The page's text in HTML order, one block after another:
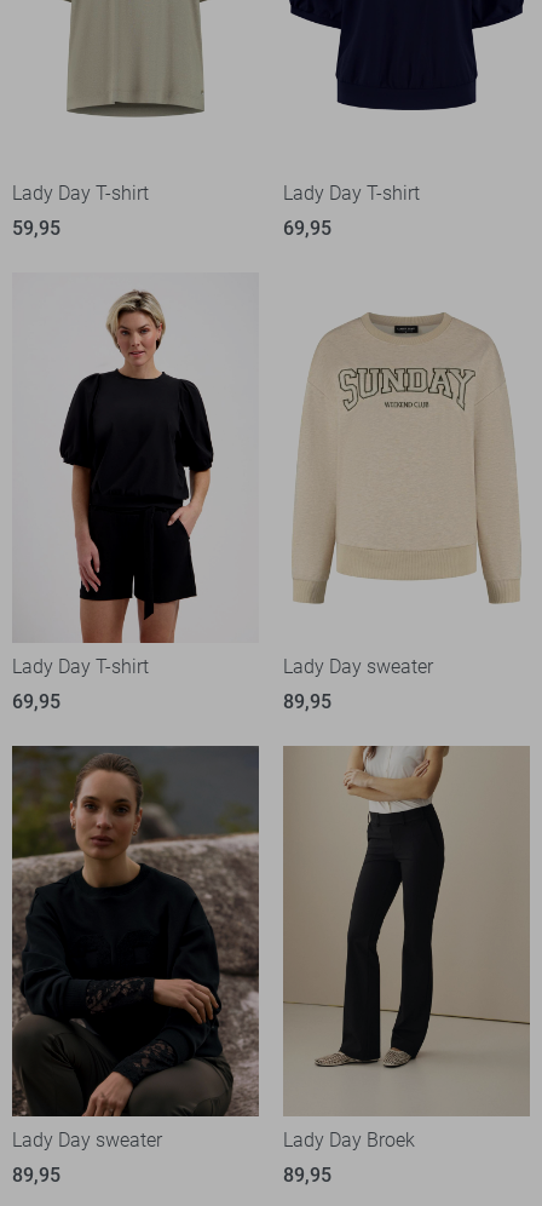
Lady Day T-shirt
59,95
Lady Day T-shirt
69,95
Lady Day T-shirt
69,95
Lady Day sweater
89,95
Lady Day sweater
89,95
Lady Day Broek
89,95